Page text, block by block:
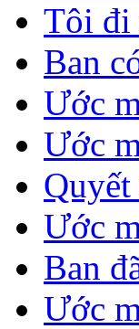
Tôi đi
Ban
Ước
Ước
Ước
Ban
Ước